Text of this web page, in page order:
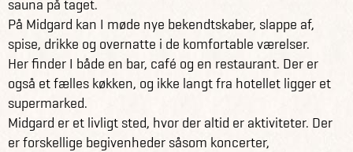
sauna på taget.
På Midgard kan I møde nye bekendtskaber, slappe af,
spise, drikke og overnatte i de komfortable værelser.
Her finder I både en bar, café og en restaurant. Der er
også et fælles køkken, og ikke langt fra hotellet ligger et
supermarked.
Midgard er et livligt sted, hvor der altid er aktiviteter. Der
er forskellige begivenheder såsom koncerter,